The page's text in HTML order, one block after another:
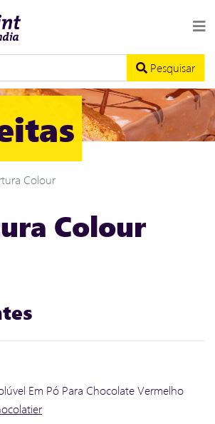
Pesquisar
Colour
Colour
Em Pó Para Chocolate Vermelho